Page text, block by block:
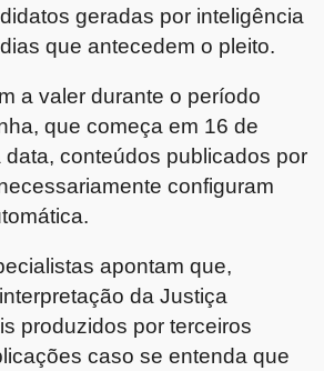
geradas por inteligência
que antecedem o pleito.
a valer durante o período
que começa em 16 de
data, conteúdos publicados por
configuram
apontam que,
da Justiça
produzidos por terceiros
caso se entenda que